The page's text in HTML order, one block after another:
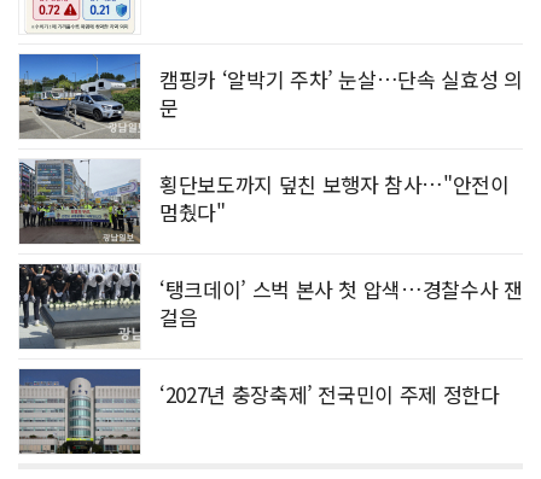
캠핑카 ‘알박기 주차’ 눈살…단속 실효성 의
문
횡단보도까지 덮친 보행자 참사…"안전이
멈췄다"
‘탱크데이’ 스벅 본사 첫 압색…경찰수사 잰
걸음
‘2027년 충장축제’ 전국민이 주제 정한다